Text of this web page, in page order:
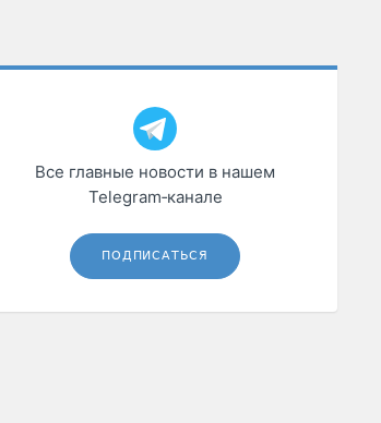
Все главные новости в нашем
Telegram‑канале
ПОДПИСАТЬСЯ